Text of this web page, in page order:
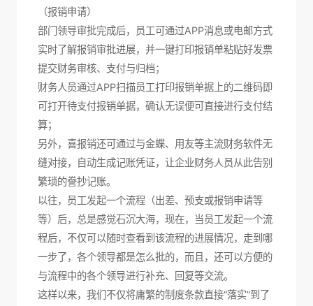
（报销申请）
部门领导审批完成后，员工可通过APP消息或电邮方式
实时了解报销审批进展，并一键打印报销单粘贴好发票
提交财务审核、支付与归档；
财务人员通过APP扫描员工打印报销单据上的二维码即
可打开待支付报销单据，确认无误便可直接进行支付结
算；
另外，喜报销还可通过与金蝶、用友等主流财务软件无
缝对接，自动生成记账凭证，让企业财务人员从此告别
繁琐的誊抄记账。
以往，员工发起一个流程（出差、预支或报销申请等
等）后，总是感觉石沉大海，现在，当员工发起一个流
程后，不仅可以随时查看到该流程的进展情况，走到哪
一步了，各个领导都是怎么批的，而且，还可以方便的
与流程中的各个领导进行补充、回复等交流。
这样以来，我们不仅将庸繁的制度条款直接“落实”到了